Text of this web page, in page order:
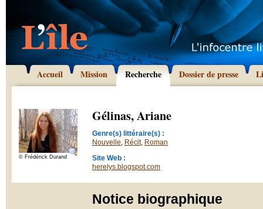
Accueil Mission Recherche Dossier de presse
© Frédérick Durand
Gélinas, Ariane
Genre(s) littéraire(s) :
Nouvelle, Récit, Roman
Site Web :
herelys.blogspot.com
Notice biographique